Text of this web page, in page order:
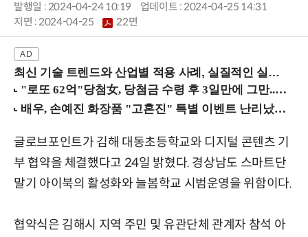
발행일 : 2024-04-24 10:19
업데이트 : 2024-04-25 14:31
지면 :2024-04-25 22면
최신 기술 트렌드와 산업별 적용 사례, 실질적인 실행 전략을 공유 (9/18 양재역)
글로브포인트가 김해 대동초등학교와 디지털 콘텐츠 기
부 협약을 체결했다고 24일 밝혔다. 경상남도 스마트단
말기 아이북의 활성화와 늘봄학교 시범운영을 위함이다.
협약식은 김해시 지역 주민 및 유관단체 관계자 참석 아